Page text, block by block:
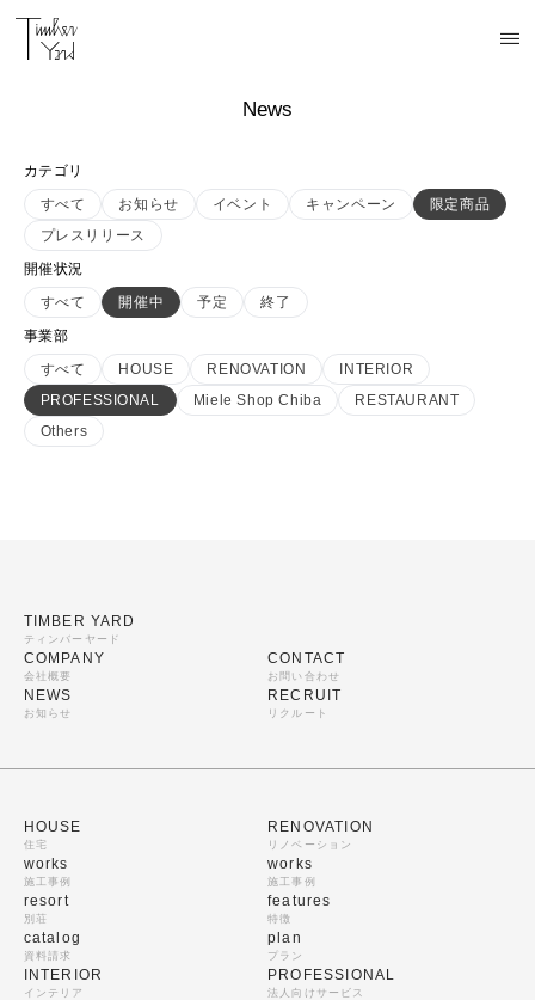
News
カテゴリ
すべて
お知らせ イベント キャンペーン
限定商品
プレスリリース
開催状況
すべて
開催中 予定
終了
事業部
すべて
HOUSE RENOVATION
INTERIOR
PROFESSIONAL
Miele Shop Chiba
RESTAURANT
Others
TIMBER YARD
ティンバーヤード
COMPANY
会社概要
NEWS
お知らせ
CONTACT
お問い合わせ
RECRUIT
リクルート
HOUSE
住宅
works
施工事例
resort
別荘
catalog
資料請求
RENOVATION
リノベーション
works
施工事例
features
特徴
plan
プラン
INTERIOR
インテリア
PROFESSIONAL
法人向けサービス